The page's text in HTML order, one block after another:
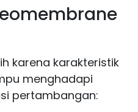
karena karakteristik
menghadapi
pertambangan: